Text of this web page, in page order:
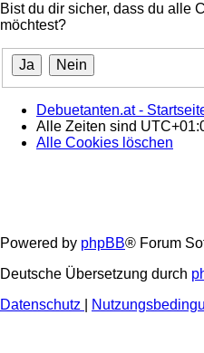
Bist du dir sicher, dass du alle
möchtest?
Debuetanten.at -
Alle Zeiten sind
Alle Cookies löschen
Powered by phpBB® Forum
Deutsche Übersetzung durch
Datenschutz